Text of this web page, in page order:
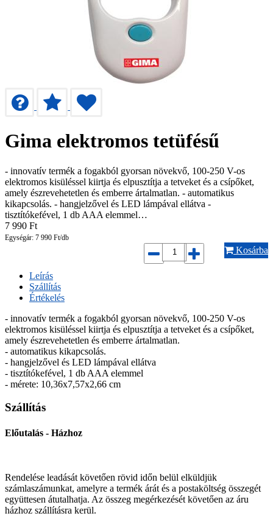
Gima elektromos tetüfésű
- innovatív termék a fogakból gyorsan növekvő, 100-250 V-os
elektromos kisüléssel kiirtja és elpusztítja a tetveket és a csípőket,
amely észrevehetetlen és emberre ártalmatlan. - automatikus
kikapcsolás. - hangjelzővel és LED lámpával ellátva -
tisztítókefével, 1 db AAA elemmel…
7 990 Ft
Egységár: 7 990 Ft/db
Kosárba
Leírás
Szállítás
Értékelés
- innovatív termék a fogakból gyorsan növekvő, 100-250 V-os
elektromos kisüléssel kiirtja és elpusztítja a tetveket és a csípőket,
amely észrevehetetlen és emberre ártalmatlan.
- automatikus kikapcsolás.
- hangjelzővel és LED lámpával ellátva
- tisztítókefével, 1 db AAA elemmel
- mérete: 10,36x7,57x2,66 cm
Szállítás
Előutalás - Házhoz
Rendelése leadását követően rövid időn belül elküldjük
számlaszámunkat, amelyre a termék árát és a postaköltség összegét
együttesen átutalhatja. Az összeg megérkezését követően az áru
házhoz szállításra kerül.